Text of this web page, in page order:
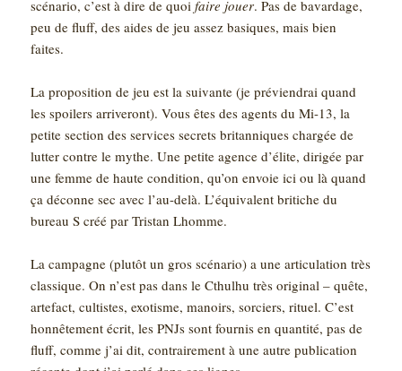
scénario, c’est à dire de quoifaire jouer. Pas de bavardage,
peu de fluff, des aides de jeu assez basiques, mais bien
faites.
La proposition de jeu est la suivante (je préviendrai quand
les spoilers arriveront). Vous êtes des agents du Mi-13, la
petite section des services secrets britanniques chargée de
lutter contre le mythe. Une petite agence d’élite, dirigée par
une femme de haute condition, qu’on envoie ici ou là quand
ça déconne sec avec l’au-delà. L’équivalent britiche du
bureau S créé par Tristan Lhomme.
La campagne (plutôt un gros scénario) a une articulation très
classique. On n’est pas dans le Cthulhu très original – quête,
artefact, cultistes, exotisme, manoirs, sorciers, rituel. C’est
honnêtement écrit, les PNJs sont fournis en quantité, pas de
fluff, comme j’ai dit, contrairement à une autre publication